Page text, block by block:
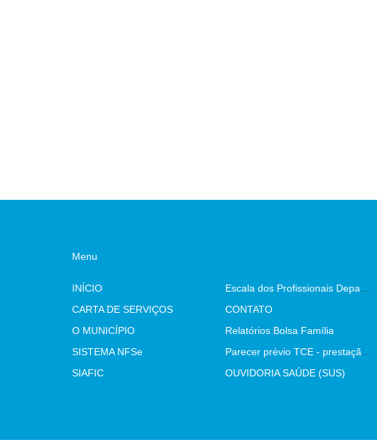
Menu
INÍCIO
CARTA DE SERVIÇOS
CONTATO
O MUNICÍPIO
Relatórios Bolsa Família
SISTEMA NFSe
SIAFIC
OUVIDORIA SAÚDE (SUS)